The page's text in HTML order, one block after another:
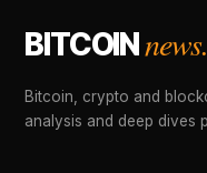
BITCOINnews.
Bitcoin, crypto and
analysis and deep dives